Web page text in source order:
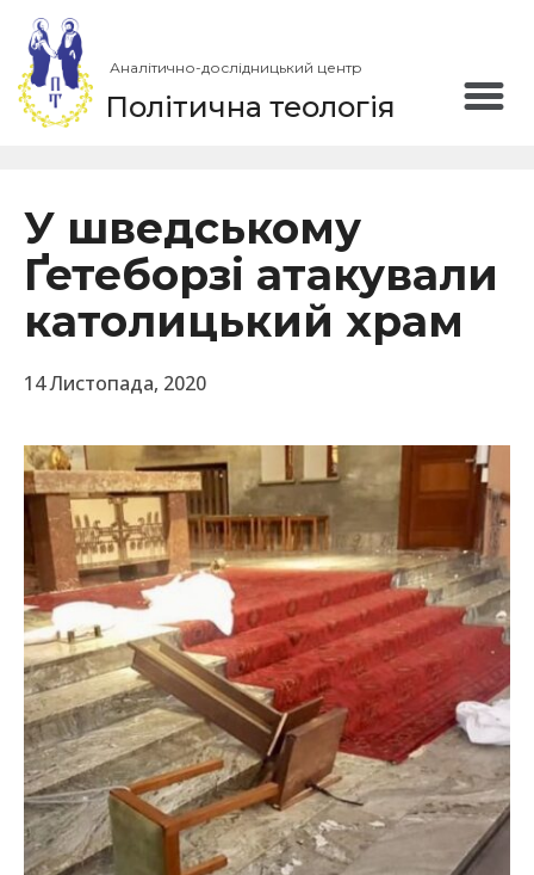
Аналітично-дослідницький центр
Політична теологія
У шведському
Ґетеборзі атакували
католицький храм
14 Листопада, 2020